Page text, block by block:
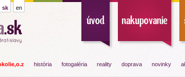
sk en
história fotogaléria reality doprava novinky